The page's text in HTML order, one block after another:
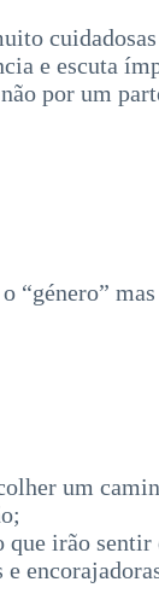
e escuta
por um
“género”
um
irão sentir